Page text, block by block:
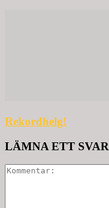
Rekordhelg!
LÄMNA ETT SVAR